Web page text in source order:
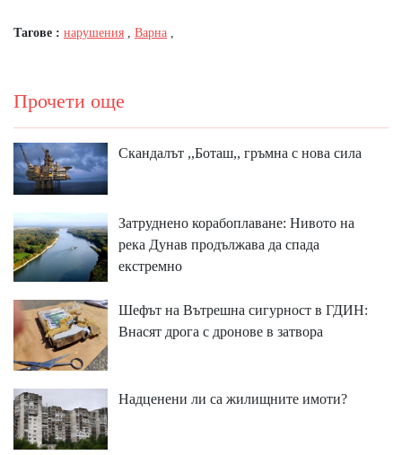
Тагове : нарушения Варна
Прочети още
Скандалът ,,Боташ,, гръмна с нова сила
Затруднено корабоплаване: Нивото на
река Дунав продължава да спада
екстремно
Шефът на Вътрешна сигурност в ГДИН:
Внасят дрога с дронове в затвора
Надценени ли са жилищните имоти?